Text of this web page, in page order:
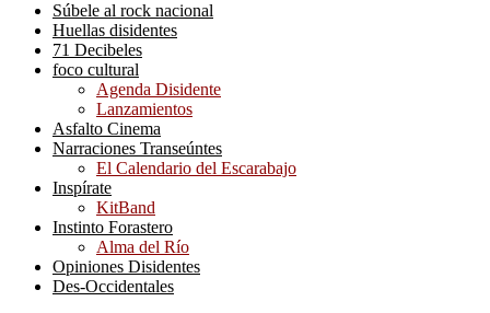
Súbele al rock nacional
Huellas disidentes
71 Decibeles
foco cultural
Agenda Disidente
Lanzamientos
Asfalto Cinema
Narraciones Transeúntes
El Calendario del Escarabajo
Inspírate
KitBand
Instinto Forastero
Alma del Río
Opiniones Disidentes
Des-Occidentales